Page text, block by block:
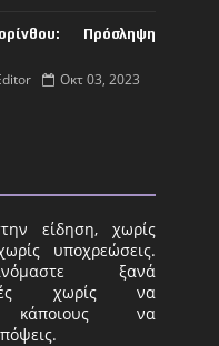
Πρόσληψη
Οκτ 03, 2023
είδηση, χωρίς
υποχρεώσεις.
ξανά
χωρίς να
κάποιους να